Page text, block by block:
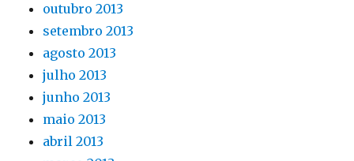
outubro 2013
setembro 2013
agosto 2013
julho 2013
junho 2013
maio 2013
abril 2013